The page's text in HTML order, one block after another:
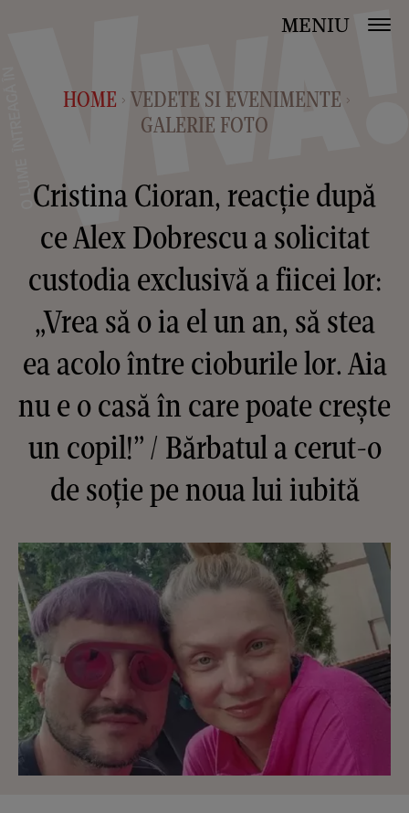
MENIU
HOME > VEDETE SI EVENIMENTE >
GALERIE FOTO
Cristina Cioran, reacție după
ce Alex Dobrescu a solicitat
custodia exclusivă a fiicei lor:
„Vrea să o ia el un an, să stea
ea acolo între cioburile lor. Aia
nu e o casă în care poate crește
un copil!” / Bărbatul a cerut-o
de soție pe noua lui iubită